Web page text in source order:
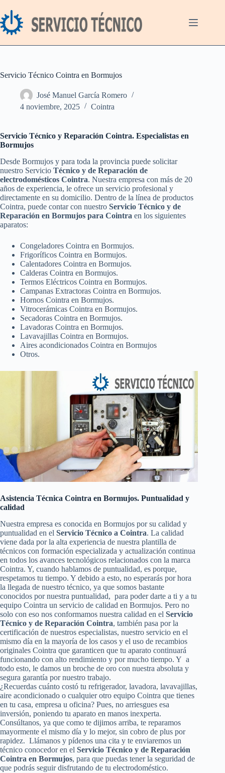
al
contenido
Servicio Técnico Cointra en Bormujos
José Manuel García Romero
4 noviembre, 2025
Cointra
Servicio Técnico y Reparación Cointra. Especialistas en
Bormujos
Desde Bormujos y para toda la provincia puede solicitar
nuestro Servicio Técnico y de Reparación de
electrodomésticos Cointra. Nuestra empresa con más de 20
años de experiencia, le ofrece un servicio profesional y
directamente en su domicilio. Dentro de la línea de productos
Cointra, puede contar con nuestro Servicio Técnico y de
Reparación en Bormujos para Cointra en los siguientes
aparatos:
Congeladores Cointra en Bormujos.
Frigoríficos Cointra en Bormujos.
Calentadores Cointra en Bormujos.
Calderas Cointra en Bormujos.
Termos Eléctricos Cointra en Bormujos.
Campanas Extractoras Cointra en Bormujos.
Hornos Cointra en Bormujos.
Vitrocerámicas Cointra en Bormujos.
Secadoras Cointra en Bormujos.
Lavadoras Cointra en Bormujos.
Lavavajillas Cointra en Bormujos.
Aires acondicionados Cointra en Bormujos
Otros.
Asistencia Técnica Cointra en Bormujos. Puntualidad y
calidad
Nuestra empresa es conocida en Bormujos por su calidad y
puntualidad en el Servicio Técnico a Cointra. La calidad
viene dada por la alta experiencia de nuestra plantilla de
técnicos con formación especializada y actualización continua
en todos los avances tecnológicos relacionados con la marca
Cointra. Y, cuando hablamos de puntualidad, es porque,
respetamos tu tiempo. Y debido a esto, no esperarás por hora
la llegada de nuestro técnico, ya que somos bastante
conocidos por nuestra puntualidad, para poder darte a ti y a tu
equipo Cointra un servicio de calidad en Bormujos. Pero no
solo con eso nos conformamos nuestra calidad en el Servicio
Técnico y de Reparación Cointra, también pasa por la
certificación de nuestros especialistas, nuestro servicio en el
mismo día en la mayoría de los casos y el uso de recambios
originales Cointra que garanticen que tu aparato continuará
funcionando con alto rendimiento y por mucho tiempo. Y a
todo esto, le damos un broche de oro con nuestra absoluta y
segura garantía por nuestro trabajo.
¿Recuerdas cuánto costó tu refrigerador, lavadora, lavavajillas,
aire acondicionado o cualquier otro equipo Cointra que tienes
en tu casa, empresa u oficina? Pues, no arriesgues esa
inversión, poniendo tu aparato en manos inexperta.
Consúltanos, ya que como te dijimos arriba, te reparamos
mayormente el mismo día y lo mejor, sin cobro de plus por
rapidez. Llámanos y pídenos una cita y te enviaremos un
técnico conocedor en el Servicio Técnico y de Reparación
Cointra en Bormujos, para que puedas tener la seguridad de
que podrás seguir disfrutando de tu electrodoméstico.